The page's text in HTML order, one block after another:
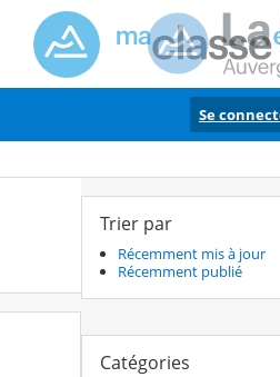
Se
Trier par
Récemment mis à jour
Récemment publié
Catégories